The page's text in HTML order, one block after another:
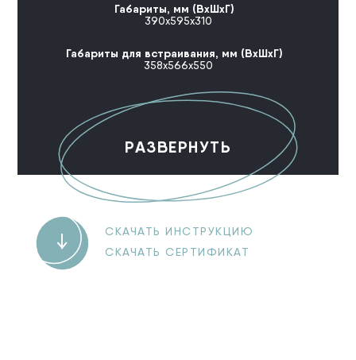
Габариты, мм (ВхШхГ)
390х595х310
Габариты для встраивания, мм (ВхШхГ)
358х566х550
РАЗВЕРНУТЬ
СКАЧАТЬ ИНСТРУКЦИЮ
СКАЧАТЬ СЕРТИФИКАТ